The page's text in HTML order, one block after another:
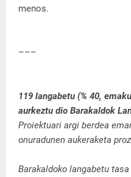
menos.
–––
119 langabetu (% 40,
aurkeztu dio Barakaldok
Proiektuari argi berdea
onuradunen aukeraketa
Barakaldoko langabetu